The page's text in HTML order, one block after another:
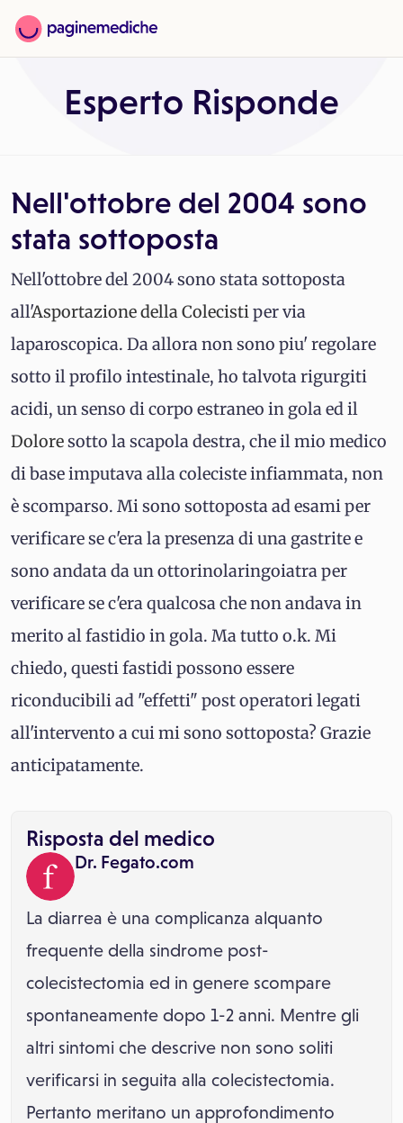
Esperto Risponde
Nell'ottobre del 2004 sono
stata sottoposta
Nell'ottobre del 2004 sono stata sottoposta
all'Asportazione dellaColecistiper via
laparoscopica. Da allora non sono piu' regolare
sotto il profilo intestinale, ho talvota rigurgiti
acidi, un senso di corpo estraneo in gola ed il
Doloresotto la scapola destra, che il mio medico
di base imputava alla coleciste infiammata, non
è scomparso. Mi sono sottoposta ad esami per
verificare se c'era la presenza di una gastrite e
sono andata da un ottorinolaringoiatra per
verificare se c'era qualcosa che non andava in
merito al fastidio in gola. Ma tutto o.k. Mi
chiedo, questi fastidi possono essere
riconducibili ad "effetti" post operatori legati
all'intervento a cui mi sono sottoposta? Grazie
anticipatamente.
Risposta del medico
Dr. Fegato.com
La diarrea è una complicanza alquanto
frequente della sindrome post-
colecistectomia ed in genere scompare
spontaneamente dopo 1-2 anni. Mentre gli
altri sintomi che descrive non sono soliti
verificarsi in seguita alla colecistectomia.
Pertanto meritano un approfondimento